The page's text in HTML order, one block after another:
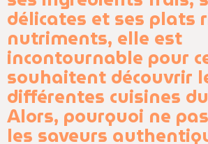
délicates et ses plats
nutriments, elle est
incontournable pour
souhaitent découvrir
différentes cuisines
Alors, pourquoi ne
les saveurs